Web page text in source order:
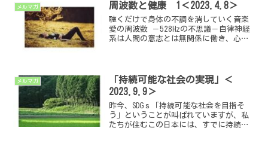
メルマガ 周波数と健康 1＜2023.4.8＞
聴くだけで身体の不調を消していく音楽
愛の周波数 －528Hzの不思議－自律神経
系は人間の意志とは無関係に働き、心臓
したり緊張すると強...
メルマガ
「持続可能な社会の実現」＜
2023.9.9＞
昨今、SDGｓ「持続可能な社会を目指そ
う」ということが叫ばれていますが、私
たちが住むこの日本には、すでに持続可